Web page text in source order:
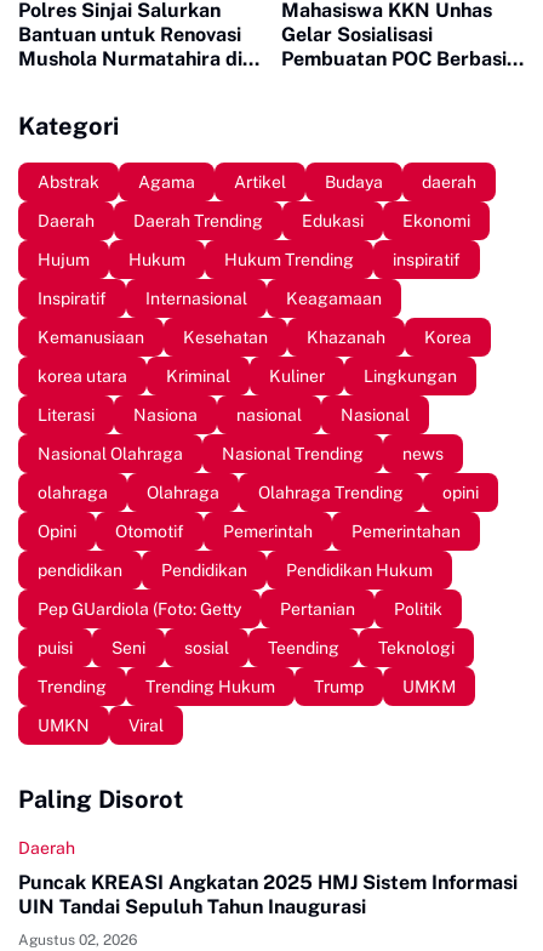
Polres Sinjai Salurkan
Bantuan untuk Renovasi
Mushola Nurmatahira di
Mahasiswa KKN Unhas
Gelar Sosialisasi
Pembuatan POC Berbasis
Kategori
Abstrak Agama Artikel Budaya
daerah
Daerah
Daerah Trending Edukasi
Ekonomi
Hujum
Hukum Hukum Trending
inspiratif
Inspiratif
Internasional
Keagamaan
Kemanusiaan
Kesehatan Khazanah
Korea
korea utara
Kriminal Kuliner
Lingkungan
Literasi
Nasiona nasional
Nasional
Nasional Olahraga
Nasional Trending
news
olahraga
Olahraga Olahraga Trending
opini
Opini
Otomotif Pemerintah
Pemerintahan
pendidikan
Pendidikan
Pendidikan Hukum
Pep GUardiola (Foto: Getty
Pertanian
Politik
puisi
Seni sosial Teending
Teknologi
Trending
Trending Hukum Trump
UMKM
UMKN
Viral
Paling Disorot
Daerah
Puncak KREASI Angkatan 2025 HMJ Sistem Informasi
UIN Tandai Sepuluh Tahun Inaugurasi
Agustus 02, 2026